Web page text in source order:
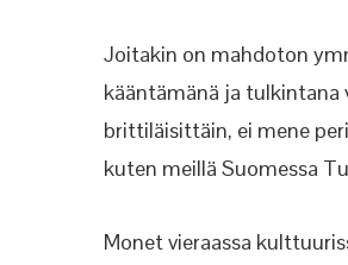
Joitakin on mahdoton
kääntämänä ja tulkintana
brittiläisittäin, ei mene
kuten meillä Suomessa
Monet vieraassa